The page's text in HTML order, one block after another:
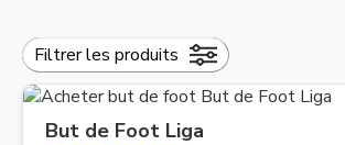
Filtrer les produits
But de Foot Liga